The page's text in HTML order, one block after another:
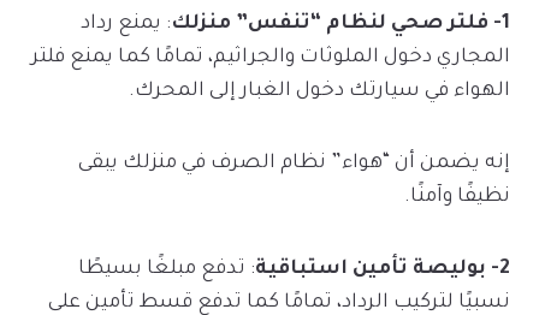
1- فلتر صحي لنظام “تنفس” منزلك
: يمنع رداد
المجاري دخول الملوثات والجراثيم، تمامًا كما يمنع فلتر
الهواء في سيارتك دخول الغبار إلى المحرك.
إنه يضمن أن “هواء” نظام الصرف في منزلك يبقى
نظيفًا وآمنًا.
2- بوليصة تأمين استباقية
: تدفع مبلغًا بسيطًا
نسبيًا لتركيب الرداد، تمامًا كما تدفع قسط تأمين على